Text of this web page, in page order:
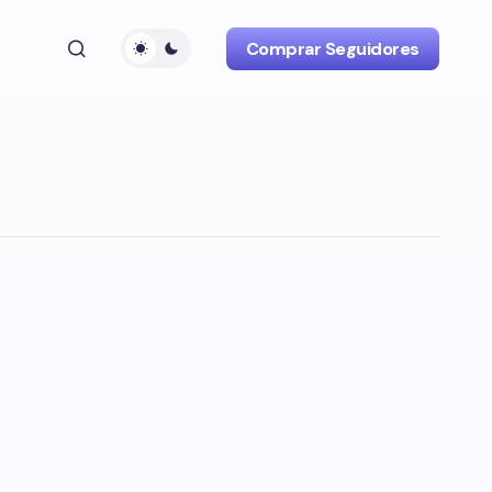
Comprar Seguidores